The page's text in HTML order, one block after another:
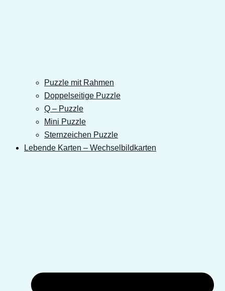
Puzzle mit Rahmen
Doppelseitige Puzzle
Q – Puzzle
Mini Puzzle
Sternzeichen Puzzle
Lebende Karten – Wechselbildkarten